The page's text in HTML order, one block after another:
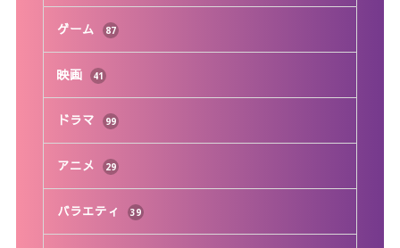
ゲーム 87
映画 41
ドラマ 99
アニメ 29
バラエティ 39